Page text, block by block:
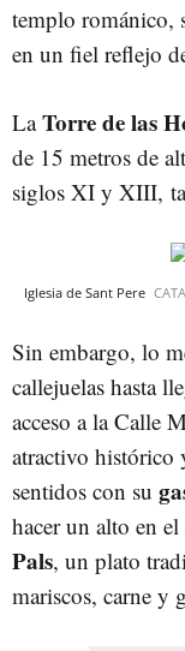
templo románico,
en un fiel reflejo
LaTorre de las
de 15 metros de
siglos XI y XIII,
Iglesia de Sant Pere
Sin embargo, lo
callejuelas hasta
acceso a la Calle
atractivo histórico
sentidos con su
hacer un alto en
Pals, un plato
mariscos, carne y